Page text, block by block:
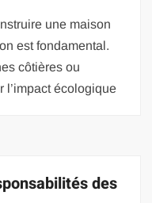
une maison
est fondamental.
côtières ou
l’impact écologique
des